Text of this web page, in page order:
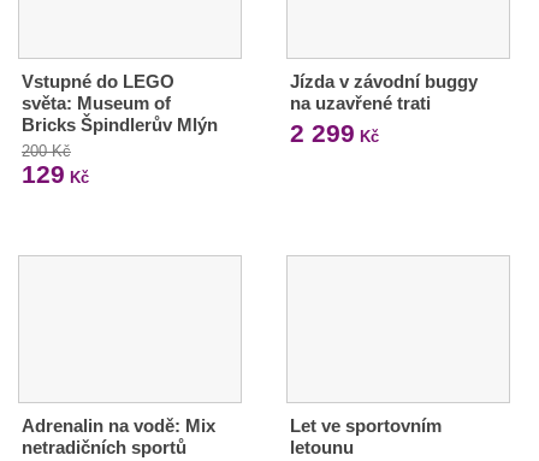
Vstupné do LEGO
světa: Museum of
Bricks Špindlerův Mlýn
200 Kč
129 Kč
Jízda v závodní buggy
na uzavřené trati
2 299 Kč
Adrenalin na vodě: Mix
netradičních sportů
Let ve sportovním
letounu